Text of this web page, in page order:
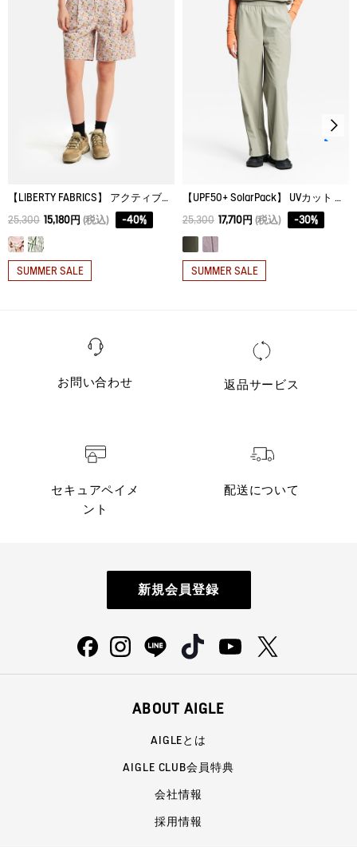
ドライクリーニング処理ができない。
ウェットクリーニング処理ができる。：通常の処理
【LIBERTY FABRICS】 アクティブバミューダパンツ
25,300 15,180円 (税込) -40%
SUMMER SALE
【UPF50+ SolarPack】 UVカット 吸水速乾 接触冷感 サイドジップパンツ
25,300 17,710円 (税込) -30%
SUMMER SALE
お問い合わせ 返品サービス
セキュアペイメ
ント
配送について
新規会員登録
ABOUT AIGLE
AIGLEとは
AIGLE CLUB会員特典
会社情報
採用情報